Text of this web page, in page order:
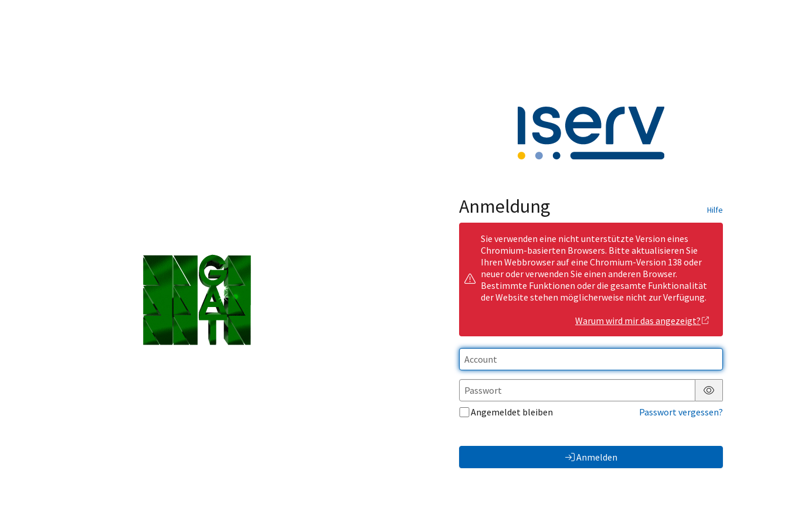
Anmeldung Hilfe
Sie verwenden eine nicht unterstützte Version eines
Chromium-basierten Browsers. Bitte aktualisieren Sie
Ihren Webbrowser auf eine Chromium-Version 138 oder
neuer oder verwenden Sie einen anderen Browser.
Bestimmte Funktionen oder die gesamte Funktionalität
der Website stehen möglicherweise nicht zur Verfügung.
Warum wird mir das angezeigt?
Passwort anzeigen
Angemeldet bleiben
Passwort vergessen?
Anmelden